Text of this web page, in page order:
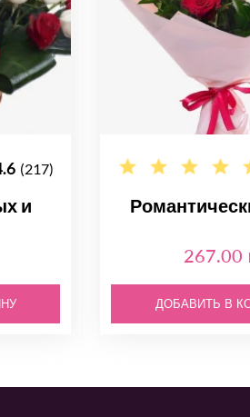
(217)
и
267.00
ДОБАВИТЬ В